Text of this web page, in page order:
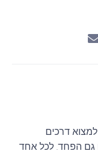
דרכים
גם הפחד. לכל אחד